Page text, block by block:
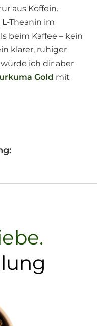
aus Koffein.
Theanin im
beim Kaffee – kein
klarer, ruhiger
ich dir aber
Gold mit